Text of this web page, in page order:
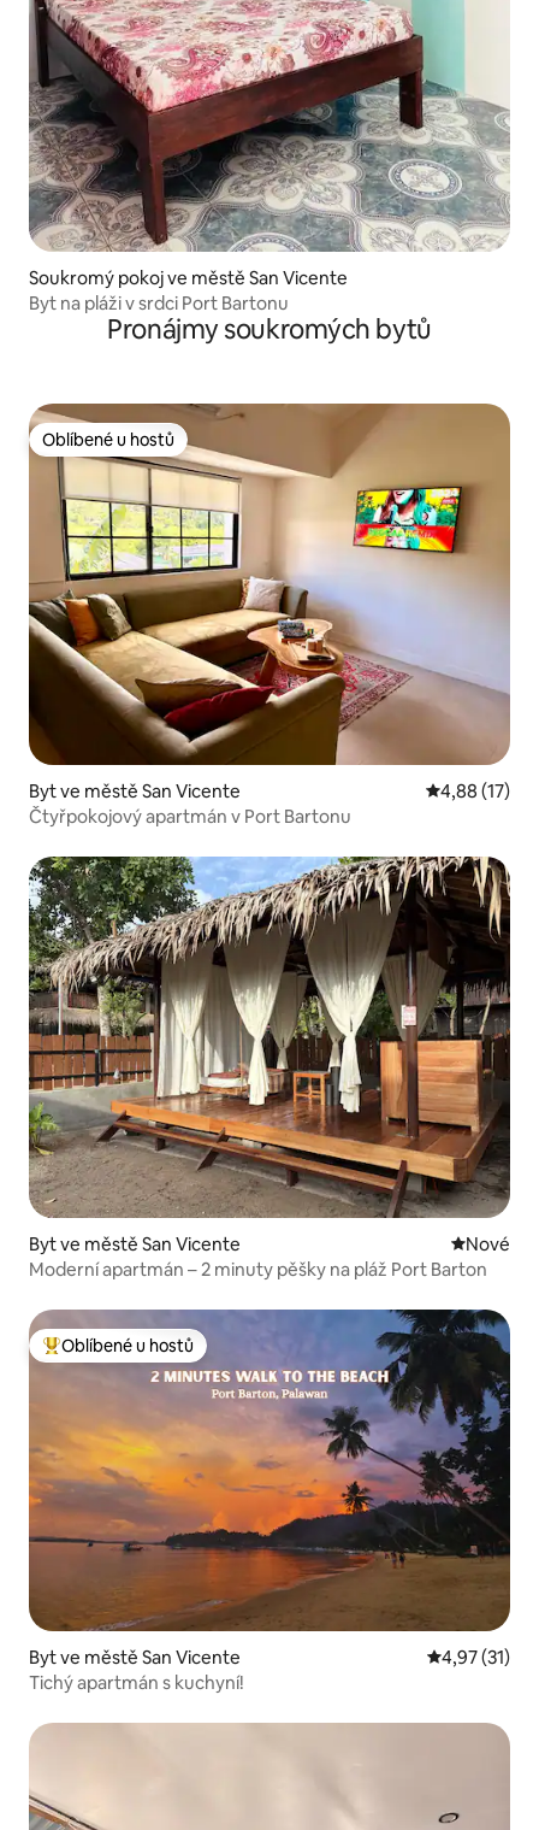
Soukromý pokoj ve městě San Vicente
Byt na pláži v srdci Port Bartonu
Pronájmy soukromých bytů
Oblíbené u hostů
Oblíbené u hostů
Byt ve městě San Vicente Průměrné
4,88 (17)
Čtyřpokojový apartmán v Port Bartonu
Byt ve městě San Vicente Nové
Nové
Moderní apartmán – 2 minuty pěšky na pláž Port Barton
Nejlepší v kategorii Oblíbené u hostů
Oblíbené u hostů
Byt ve městě San Vicente Průměrné
4,97 (31)
Tichý apartmán s kuchyní!